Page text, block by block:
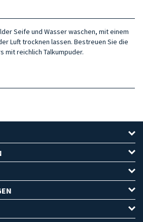
Seife und Wasser waschen, mit einem
Luft trocknen lassen. Bestreuen Sie die
mit reichlich Talkumpuder.